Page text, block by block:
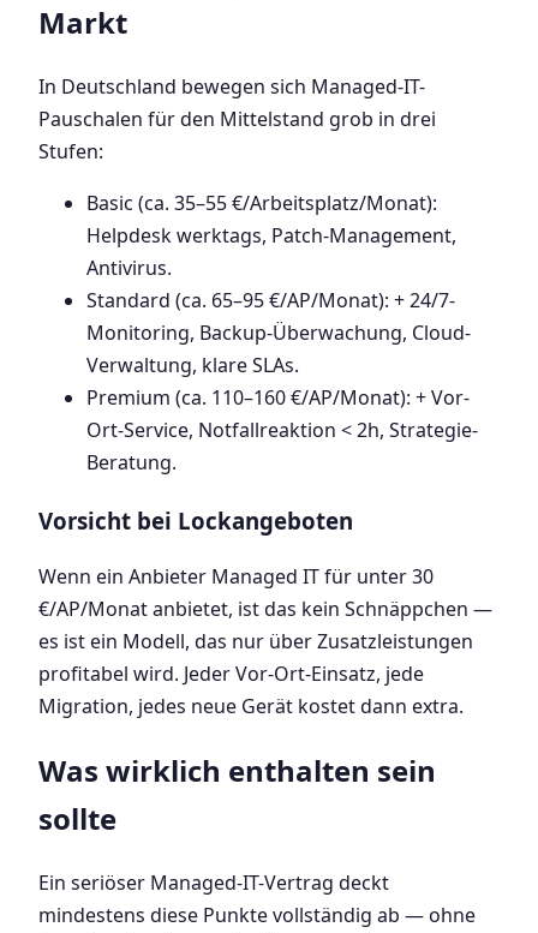
Markt
In Deutschland bewegen sich Managed-IT-
Pauschalen für den Mittelstand grob in drei
Stufen:
Basic (ca. 35–55 €/Arbeitsplatz/Monat):
Helpdesk werktags, Patch-Management,
Antivirus.
Standard (ca. 65–95 €/AP/Monat): + 24/7-
Monitoring, Backup-Überwachung, Cloud-
Verwaltung, klare SLAs.
Premium (ca. 110–160 €/AP/Monat): + Vor-
Ort-Service, Notfallreaktion < 2h, Strategie-
Beratung.
Vorsicht bei Lockangeboten
Wenn ein Anbieter Managed IT für unter 30
€/AP/Monat anbietet, ist das kein Schnäppchen —
es ist ein Modell, das nur über Zusatzleistungen
profitabel wird. Jeder Vor-Ort-Einsatz, jede
Migration, jedes neue Gerät kostet dann extra.
Was wirklich enthalten sein
sollte
Ein seriöser Managed-IT-Vertrag deckt
mindestens diese Punkte vollständig ab — ohne